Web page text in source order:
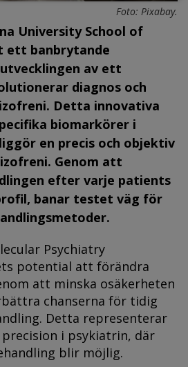
Foto: Pixabay.
University School of
ett banbrytande
av ett
diagnos och
Detta innovativa
biomarkörer i
en precis och objektiv
Genom att
efter varje patients
banar testet väg för
Psychiatry
potential att förändra
att minska osäkerheten
chanserna för tidig
Detta representerar
i psykiatrin, där
blir möjlig.